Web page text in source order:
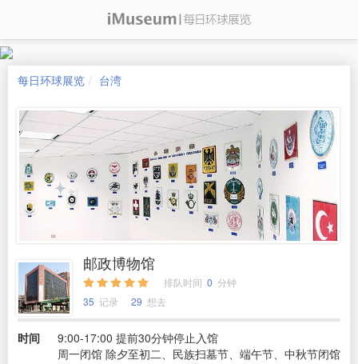
每日环球展览 台湾
邮政博物馆
排队时间 0 分钟
35 记录 29 想去
时间
9:00-17:00 提前30分钟停止入馆
周一闭馆 除夕至初二、民族扫墓节、端午节、中秋节闭馆